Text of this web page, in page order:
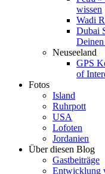
wissen
Wadi
Dubai
Neuseeland
GPS
of
Fotos
Island
Ruhrpott
USA
Lofoten
Jordanien
Über diesen Blog
Gastbeiträge
Entwicklung